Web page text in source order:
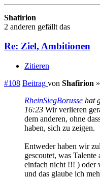
Shafirion
2 anderen gefällt das
Re: Ziel, Ambitionen
Zitieren
#108 Beitrag von Shafirion »
RheinSiegBorusse hat
16:23 Wir verlieren
dem anderen, ohne
haben, sich zu zeigen.
Entweder haben wir
gescoutet, was
einfach nicht !!! ) oder
und das glaube ich